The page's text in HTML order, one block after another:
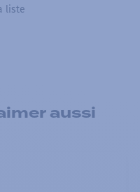
liste
aussi